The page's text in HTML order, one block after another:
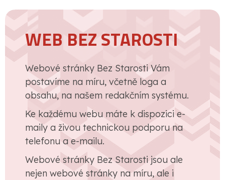
WEB BEZ STAROSTI
Webové stránky Bez Starosti Vám
postavíme na míru, včetně loga a
obsahu, na našem redakčním systému.
Ke každému webu máte k dispozici e-
maily a živou technickou podporu na
telefonu a e-mailu.
Webové stránky Bez Starosti jsou ale
nejen webové stránky na míru, ale i